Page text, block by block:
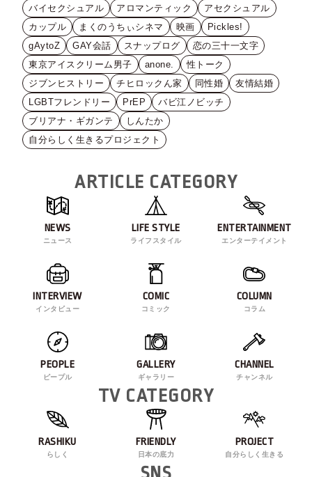
バイセクシュアル
アロマンティック
アセクシュアル
カップル
まくのうちぃシネマ 映画
Pickles!
gAytoZ
GAY会話 スナップログ
恋の三十一文字
東京アイスクリーム男子
anone.
性トーク
ジブンヒストリー
チヒロックん家 同性婚
友情結婚
LGBTフレンドリー
PrEP
バビ江ノビッチ
ブリアナ・ギガンテ
しんたか
自分らしく生きるプロジェクト
ARTICLE CATEGORY
NEWS
ニュース
LIFE STYLE
ライフスタイル
ENTERTAINMENT
エンターテイメント
INTERVIEW
インタビュー
COMIC
コミック
COLUMN
コラム
PEOPLE
ピープル
GALLERY
ギャラリー
CHANNEL
チャンネル
TV CATEGORY
RASHIKU
らしく
FRIENDLY
日本の底力
PROJECT
自分らしく生きる